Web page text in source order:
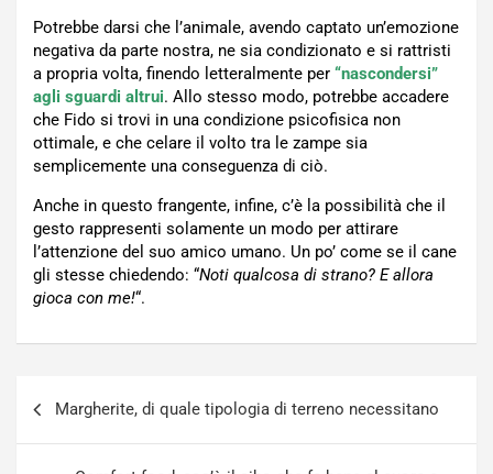
Potrebbe darsi che l’animale, avendo captato un’emozione
negativa da parte nostra, ne sia condizionato e si rattristi
a propria volta, finendo letteralmente per “nascondersi”
agli sguardi altrui. Allo stesso modo, potrebbe accadere
che Fido si trovi in una condizione psicofisica non
ottimale, e che celare il volto tra le zampe sia
semplicemente una conseguenza di ciò.
Anche in questo frangente, infine, c’è la possibilità che il
gesto rappresenti solamente un modo per attirare
l’attenzione del suo amico umano. Un po’ come se il cane
gli stesse chiedendo: “Noti qualcosa di strano? E allora
gioca con me!“.
articoli
Margherite, di quale tipologia di terreno necessitano